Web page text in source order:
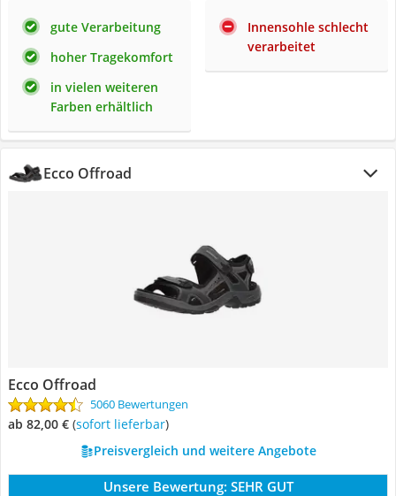
gute Verarbeitung
hoher Tragekomfort
in vielen weiteren
Farben erhältlich
Innensohle schlecht
verarbeitet
Ecco Offroad
Ecco Offroad
5060 Bewertungen
ab 82,00 € ( Sofort lieferbar)
Preisvergleich und weitere Angebote
Unsere Bewertung: SEHR GUT